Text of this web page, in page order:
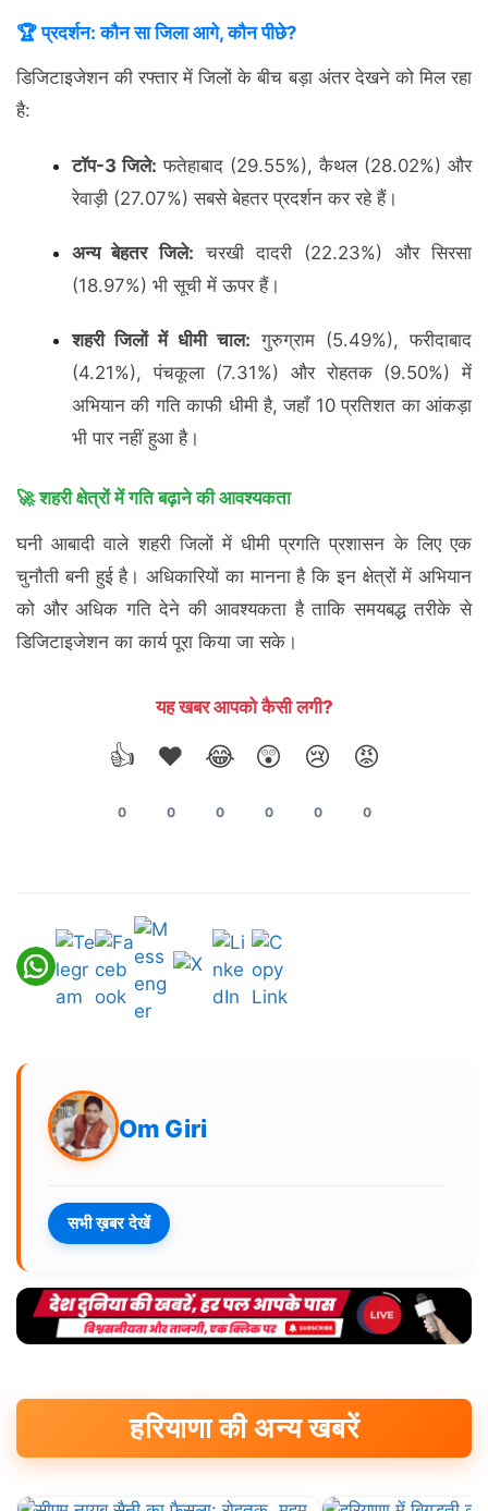
🏆 प्रदर्शन: कौन सा जिला आगे, कौन पीछे?
डिजिटाइजेशन की रफ्तार में जिलों के बीच बड़ा अंतर देखने को मिल रहा
है:
टॉप-3 जिले: फतेहाबाद (29.55%), कैथल (28.02%) और
रेवाड़ी (27.07%) सबसे बेहतर प्रदर्शन कर रहे हैं।
अन्य बेहतर जिले: चरखी दादरी (22.23%) और सिरसा
(18.97%) भी सूची में ऊपर हैं।
शहरी जिलों में धीमी चाल: गुरुग्राम (5.49%), फरीदाबाद
(4.21%), पंचकूला (7.31%) और रोहतक (9.50%) में
अभियान की गति काफी धीमी है, जहाँ 10 प्रतिशत का आंकड़ा
भी पार नहीं हुआ है।
🚀 शहरी क्षेत्रों में गति बढ़ाने की आवश्यकता
घनी आबादी वाले शहरी जिलों में धीमी प्रगति प्रशासन के लिए एक
चुनौती बनी हुई है। अधिकारियों का मानना है कि इन क्षेत्रों में अभियान
को और अधिक गति देने की आवश्यकता है ताकि समयबद्ध तरीके से
डिजिटाइजेशन का कार्य पूरा किया जा सके।
यह खबर आपको कैसी लगी?
👍
0
❤️
0
😂
0
😲
0
😢
0
😡
0
Om Giri
सभी ख़बर देखें
हरियाणा की अन्य खबरें